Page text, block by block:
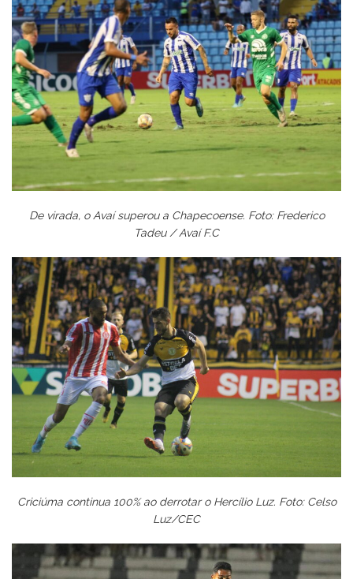
De virada, o Avaí superou a Chapecoense. Foto: Frederico
Tadeu / Avaí F.C
Criciúma continua 100% ao derrotar o Hercílio Luz. Foto: Celso
Luz/CEC